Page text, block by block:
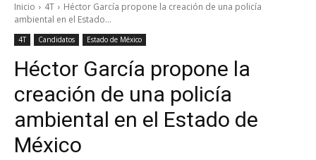
Inicio 4T
Héctor García propone la creación de una policía
ambiental en el Estado...
4T Candidatos Estado de México
Héctor García propone la
creación de una policía
ambiental en el Estado de
México